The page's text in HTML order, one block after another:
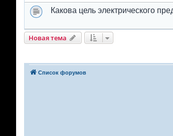
Какова цель электрического
Новая тема
Список форумов